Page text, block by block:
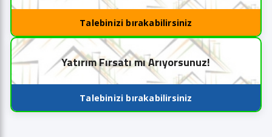
Talebinizi bırakabilirsiniz
Yatırım Fırsatı mı Arıyorsunuz!
Talebinizi bırakabilirsiniz